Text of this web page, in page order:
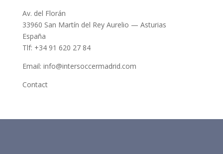
Av. del Florán
33960 San Martín del Rey Aurelio — Asturias
España
Tlf: +34 91 620 27 84
Email: info@intersoccermadrid.com
Contact